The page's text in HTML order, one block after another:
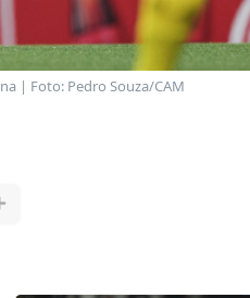
| Foto: Pedro Souza/CAM